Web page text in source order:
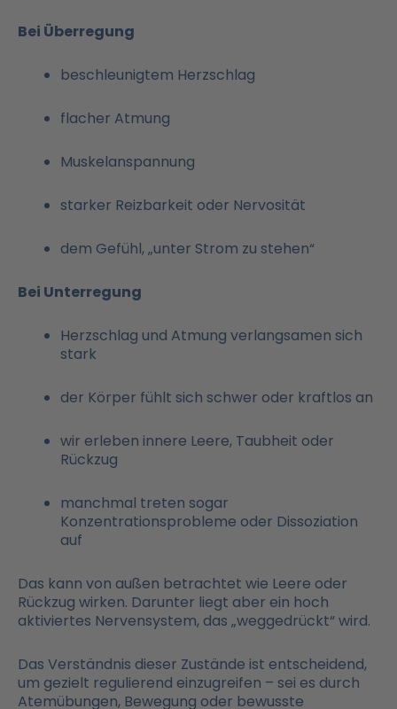
Bei Überregung
beschleunigtem Herzschlag
flacher Atmung
Muskelanspannung
starker Reizbarkeit oder Nervosität
dem Gefühl, „unter Strom zu stehen“
Bei Unterregung
Herzschlag und Atmung verlangsamen sich
stark
der Körper fühlt sich schwer oder kraftlos an
wir erleben innere Leere, Taubheit oder
Rückzug
manchmal treten sogar
Konzentrationsprobleme oder Dissoziation
auf
Das kann von außen betrachtet wie Leere oder
Rückzug wirken. Darunter liegt aber ein hoch
aktiviertes Nervensystem, das „weggedrückt“ wird.
Das Verständnis dieser Zustände ist entscheidend,
um gezielt regulierend einzugreifen – sei es durch
Atemübungen, Bewegung oder bewusste